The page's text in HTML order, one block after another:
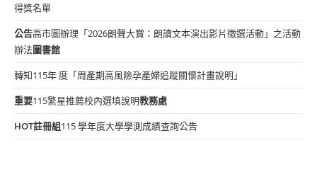
得獎名單
公告高市圖辦理「2026朗聲大賞：朗讀文本演出影片徵選活動」之活動
辦法圖書館
轉知115年 度「周產期高風險孕產婦追蹤關懷計畫說明」
重要115繁星推薦校內選填說明教務處
HOT註冊組115 學年度大學學測成績查詢公告